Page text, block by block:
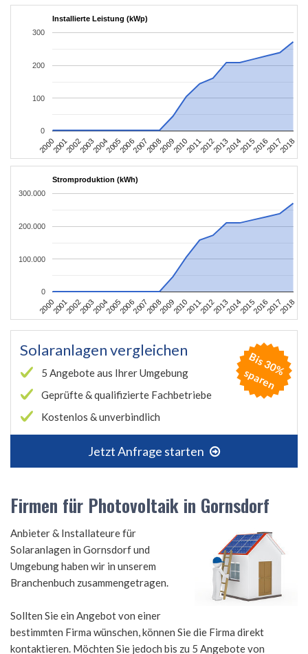
Installierte Leistung (kWp)
2000200120022003200420052006200720082009201020112012201320142015201620172018
0
100
200
300
Stromproduktion (kWh)
2000200120022003200420052006200720082009201020112012201320142015201620172018
0
100.000
200.000
300.000
Solaranlagen vergleichen
5 Angebote aus Ihrer Umgebung
Geprüfte & qualifizierte Fachbetriebe
Kostenlos & unverbindlich
Jetzt Anfrage starten
B
is
3
0
%
s
p
a
r
e
n
Firmen für Photovoltaik in Gornsdorf
Anbieter & Installateure für
Solaranlagen in Gornsdorf und
Umgebung haben wir in unserem
Branchenbuch zusammengetragen.
Sollten Sie ein Angebot von einer
bestimmten Firma wünschen, können Sie die Firma direkt
kontaktieren. Möchten Sie jedoch bis zu 5 Angebote von